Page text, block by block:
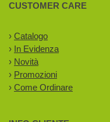
CUSTOMER CARE
› Catalogo
› In Evidenza
› Novità
› Promozioni
› Come Ordinare